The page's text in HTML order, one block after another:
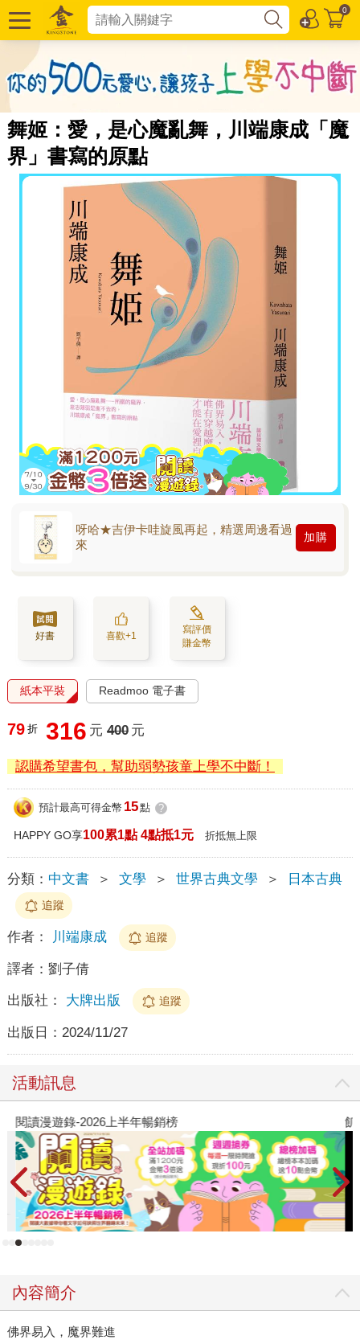
0
舞姬：愛，是心魔亂舞，川端康成「魔
界」書寫的原點
呀哈★吉伊卡哇旋風再起，精選周邊看過
來
加購
好書 喜歡+1
寫評價
賺金幣
紙本平裝 Readmoo 電子書
79 折 316 元 400 元
認購希望書包，幫助弱勢孩童上學不中斷！
預計最高可得金幣 15點 ?
HAPPY GO享100累1點 4點抵1元 折抵無上限
分類： 中文書 ＞ 文學 ＞ 世界古典文學 ＞ 日本古典
追蹤
作者： 川端康成 追蹤
譯者： 劉子倩
出版社： 大牌出版 追蹤
出版日： 2024/11/27
活動訊息
閱讀漫遊錄-2026上半年暢銷榜 飢
內容簡介
佛界易入，魔界難進